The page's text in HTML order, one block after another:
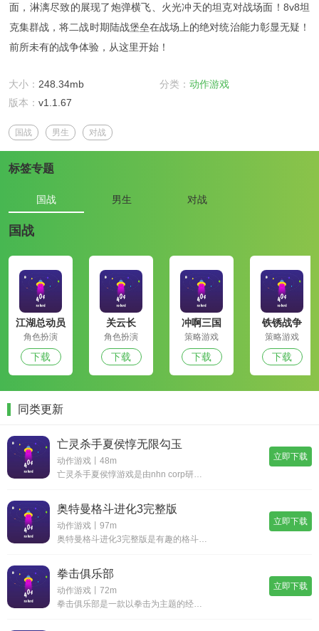
面，淋漓尽致的展现了炮弹横飞、火光冲天的坦克对战场面！8v8坦
克集群战，将二战时期陆战堡垒在战场上的绝对统治能力彰显无疑！
前所未有的战争体验，从这里开始！
大小： 248.34mb 分类： 动作游戏
版本： v1.1.67
国战 男生 对战
标签专题
国战 男生 对战
国战
江湖总动员
角色扮演
下载
关云长
角色扮演
下载
冲啊三国
策略游戏
下载
铁锈战争
策略游戏
下载
同类更新
亡灵杀手夏侯惇无限勾玉
动作游戏丨48m
立即下载
奥特曼格斗进化3完整版
动作游戏丨97m
立即下载
拳击俱乐部
动作游戏丨72m
立即下载